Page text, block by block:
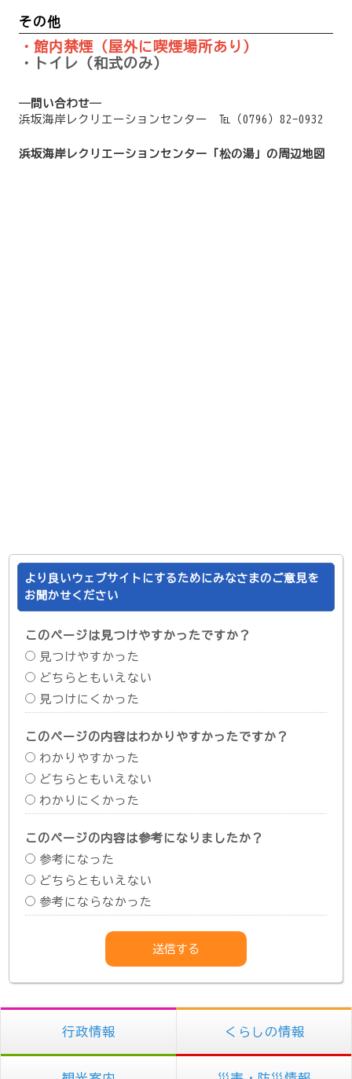
その他
・館内禁煙（屋外に喫煙場所あり）
・トイレ（和式のみ）
―問い合わせ―
浜坂海岸レクリエーションセンター ℡（0796）82-0932
浜坂海岸レクリエーションセンター「松の湯」の周辺地図
より良いウェブサイトにするためにみなさまのご意見を
お聞かせください
このページは見つけやすかったですか？
見つけやすかった
どちらともいえない
見つけにくかった
このページの内容はわかりやすかったですか？
わかりやすかった
どちらともいえない
わかりにくかった
このページの内容は参考になりましたか？
参考になった
どちらともいえない
参考にならなかった
行政情報 くらしの情報